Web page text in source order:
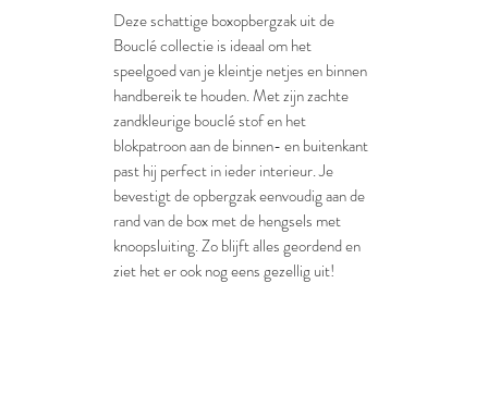
Deze schattige boxopbergzak uit de
Bouclé collectie is ideaal om het
speelgoed van je kleintje netjes en binnen
handbereik te houden. Met zijn zachte
zandkleurige bouclé stof en het
blokpatroon aan de binnen- en buitenkant
past hij perfect in ieder interieur. Je
bevestigt de opbergzak eenvoudig aan de
rand van de box met de hengsels met
knoopsluiting. Zo blijft alles geordend en
ziet het er ook nog eens gezellig uit!